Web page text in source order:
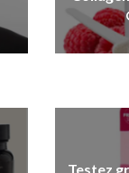
Testez